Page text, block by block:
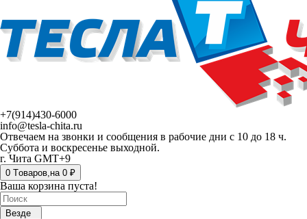
+7(914)430-6000
info@tesla-chita.ru
Отвечаем на звонки и сообщения в рабочие дни с 10 до 18 ч.
Суббота и воскресенье выходной.
г. Чита GMT+9
0 Tоваров,на 0 ₽
Ваша корзина пуста!
Везде